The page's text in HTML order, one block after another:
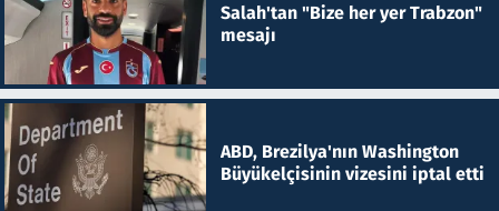
Salah'tan "Bize her yer Trabzon"
mesajı
ABD, Brezilya'nın Washington
Büyükelçisinin vizesini iptal etti